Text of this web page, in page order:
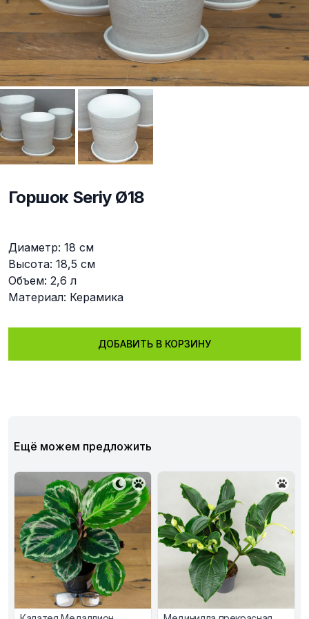
Горшок Seriy Ø18
Диаметр: 18 см
Высота: 18,5 см
Объем: 2,6 л
Материал: Керамика
ДОБАВИТЬ В КОРЗИНУ
Ещё можем предложить